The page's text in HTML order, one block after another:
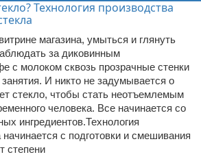
магазина, умыться и глянуть
за диковинным
с молоком сквозь прозрачные стенки
И никто не задумывается о
стекло, чтобы стать неотъемлемым
человека. Все начинается со
ингредиентов.Технология
начинается с подготовки и смешивания
степени